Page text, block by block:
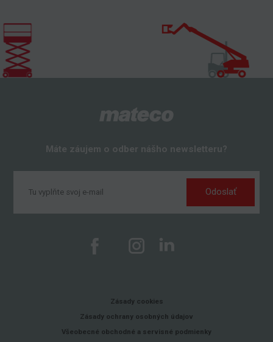
Máte záujem o odber nášho newsletteru?
Odoslať
Zásady cookies
Zásady ochrany osobných údajov
Všeobecné obchodné a servisné podmienky